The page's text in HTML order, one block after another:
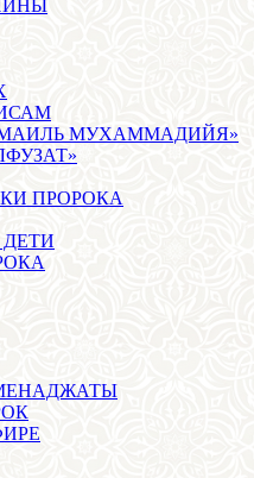
МУХАММАДИЙЯ»
ПРОРОКА